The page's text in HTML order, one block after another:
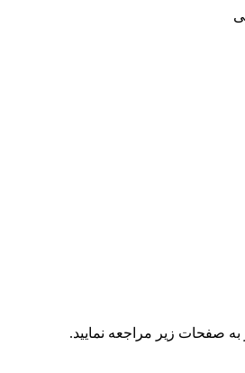
صفحات زیر مراجعه نمایید.